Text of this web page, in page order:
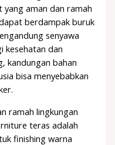
yang aman dan ramah
berdampak buruk
senyawa
kesehatan dan
kandungan bahan
bisa menyebabkan
ramah lingkungan
teras adalah
finishing warna